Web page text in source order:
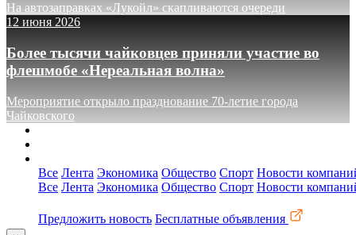
На автозаправках «Лукойл» скапливаются очереди
12 июня 2026
Более тысячи чайковцев приняли участие во
флешмобе «Нереальная волна»
Мероприятие открыло празднование 70-летие города
Чайковского
Все Лента Экономика Общество Спорт Новости
Все Лента Экономика Общество Спорт Новости
Предложить новость Бесплатные объявления